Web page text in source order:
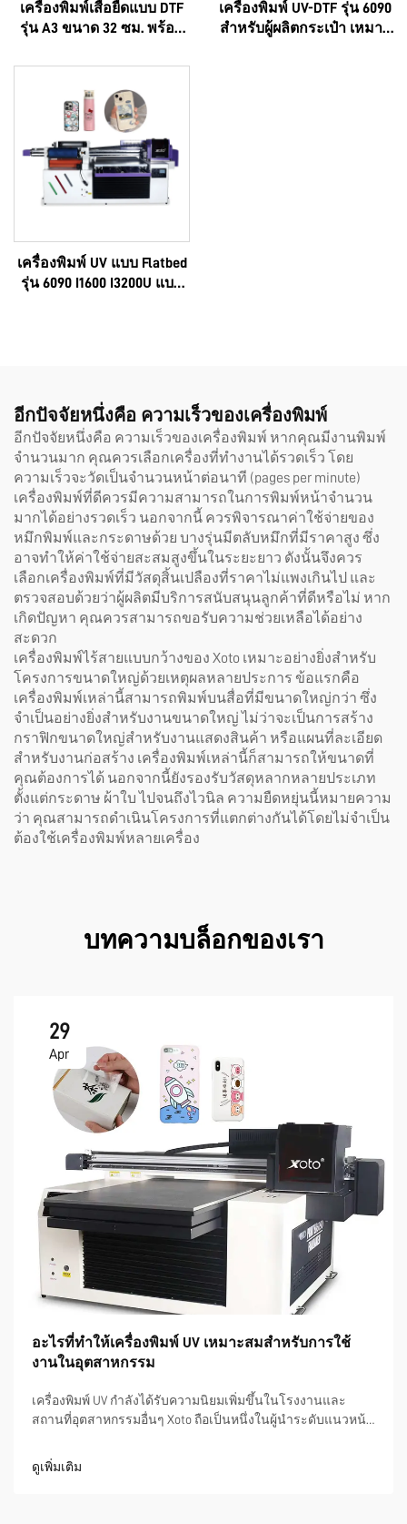
เครื่องพิมพ์เสื้อยืดแบบ DTF
รุ่น A3 ขนาด 32 ซม. พร้อม
พิมพ์ i1600A1
เครื่องพิมพ์ UV-DTF รุ่น 6090
สำหรับผู้ผลิตกระเป๋า เหมาะ
เครื่องพิมพ์ UV แบบ Flatbed
รุ่น 6090 I1600 I3200U แบบ
อีกปัจจัยหนึ่งคือ ความเร็วของเครื่องพิมพ์
อีกปัจจัยหนึ่งคือ ความเร็วของเครื่องพิมพ์ หากคุณมีงานพิมพ์
จำนวนมาก คุณควรเลือกเครื่องที่ทำงานได้รวดเร็ว โดย
ความเร็วจะวัดเป็นจำนวนหน้าต่อนาที (pages per minute)
เครื่องพิมพ์ที่ดีควรมีความสามารถในการพิมพ์หน้าจำนวน
มากได้อย่างรวดเร็ว นอกจากนี้ ควรพิจารณาค่าใช้จ่ายของ
หมึกพิมพ์และกระดาษด้วย บางรุ่นมีตลับหมึกที่มีราคาสูง ซึ่ง
อาจทำให้ค่าใช้จ่ายสะสมสูงขึ้นในระยะยาว ดังนั้นจึงควร
เลือกเครื่องพิมพ์ที่มีวัสดุสิ้นเปลืองที่ราคาไม่แพงเกินไป และ
ตรวจสอบด้วยว่าผู้ผลิตมีบริการสนับสนุนลูกค้าที่ดีหรือไม่ หาก
เกิดปัญหา คุณควรสามารถขอรับความช่วยเหลือได้อย่าง
สะดวก
เครื่องพิมพ์ไร้สายแบบกว้างของ Xoto เหมาะอย่างยิ่งสำหรับ
โครงการขนาดใหญ่ด้วยเหตุผลหลายประการ ข้อแรกคือ
เครื่องพิมพ์เหล่านี้สามารถพิมพ์บนสื่อที่มีขนาดใหญ่กว่า ซึ่ง
จำเป็นอย่างยิ่งสำหรับงานขนาดใหญ่ ไม่ว่าจะเป็นการสร้าง
กราฟิกขนาดใหญ่สำหรับงานแสดงสินค้า หรือแผนที่ละเอียด
สำหรับงานก่อสร้าง เครื่องพิมพ์เหล่านี้ก็สามารถให้ขนาดที่
คุณต้องการได้ นอกจากนี้ยังรองรับวัสดุหลากหลายประเภท
ตั้งแต่กระดาษ ผ้าใบ ไปจนถึงไวนิล ความยืดหยุ่นนี้หมายความ
ว่า คุณสามารถดำเนินโครงการที่แตกต่างกันได้โดยไม่จำเป็น
ต้องใช้เครื่องพิมพ์หลายเครื่อง
บทความบล็อกของเรา
29
Apr
อะไรที่ทำให้เครื่องพิมพ์ UV เหมาะสมสำหรับการใช้
งานในอุตสาหกรรม
เครื่องพิมพ์ UV กำลังได้รับความนิยมเพิ่มขึ้นในโรงงานและ
สถานที่อุตสาหกรรมอื่นๆ Xoto ถือเป็นหนึ่งในผู้นำระดับแนวหน้า
สามารถสร้างสรรค์ผลิตภัณฑ์ที่มีคุณภาพสูงขึ้น จุดเด่นของ
เครื่องพิมพ์ UV คือสามารถพิมพ์ลงบนวัสดุต่างๆ ได้...
ดูเพิ่มเติม